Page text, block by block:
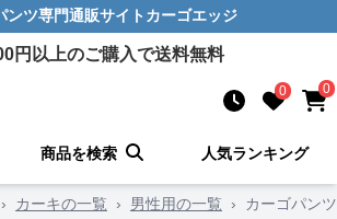
ンツ専門通販サイト カーゴエッジ
円以上のご購入で送料無料
0 0
商品を検索 人気ランキング
› カーキの一覧 › 男性用の一覧 › カーゴパン